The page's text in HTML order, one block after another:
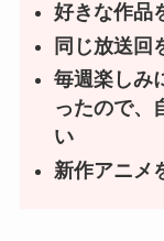
好きな作品
同じ放送回
毎週楽しみ
ったので、
い
新作アニメ